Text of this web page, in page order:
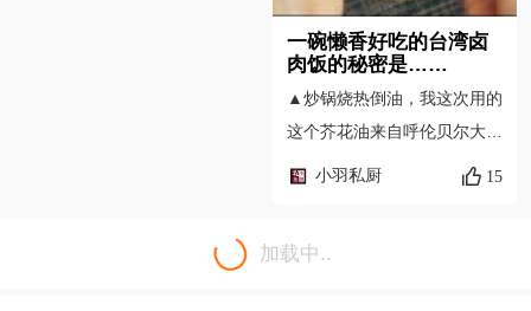
了，搅拌均匀后，放凉开水半
一碗懒香好吃的台湾卤
肉饭的秘密是……
▲炒锅烧热倒油，我这次用的
这个芥花油来自呼伦贝尔大草
原，是中国农科院研制的，
料产区耕种，没有任何的工业
小羽私厨 15
加载中..